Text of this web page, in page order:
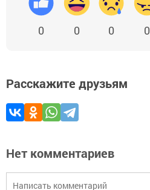
0 0 0 0
Расскажите друзьям
Нет комментариев